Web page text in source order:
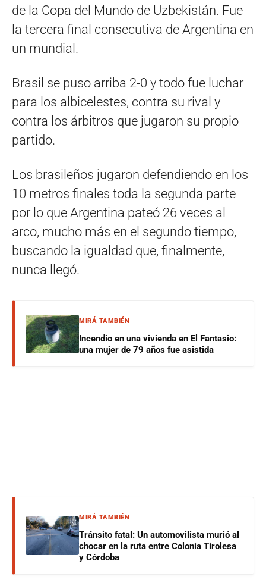
de la Copa del Mundo de Uzbekistán. Fue
la tercera final consecutiva de Argentina en
un mundial.
Brasil se puso arriba 2-0 y todo fue luchar
para los albicelestes, contra su rival y
contra los árbitros que jugaron su propio
partido.
Los brasileños jugaron defendiendo en los
10 metros finales toda la segunda parte
por lo que Argentina pateó 26 veces al
arco, mucho más en el segundo tiempo,
buscando la igualdad que, finalmente,
nunca llegó.
MIRÁ TAMBIÉN
Incendio en una vivienda en El Fantasio:
una mujer de 79 años fue asistida
MIRÁ TAMBIÉN
Tránsito fatal: Un automovilista murió al
chocar en la ruta entre Colonia Tirolesa
y Córdoba